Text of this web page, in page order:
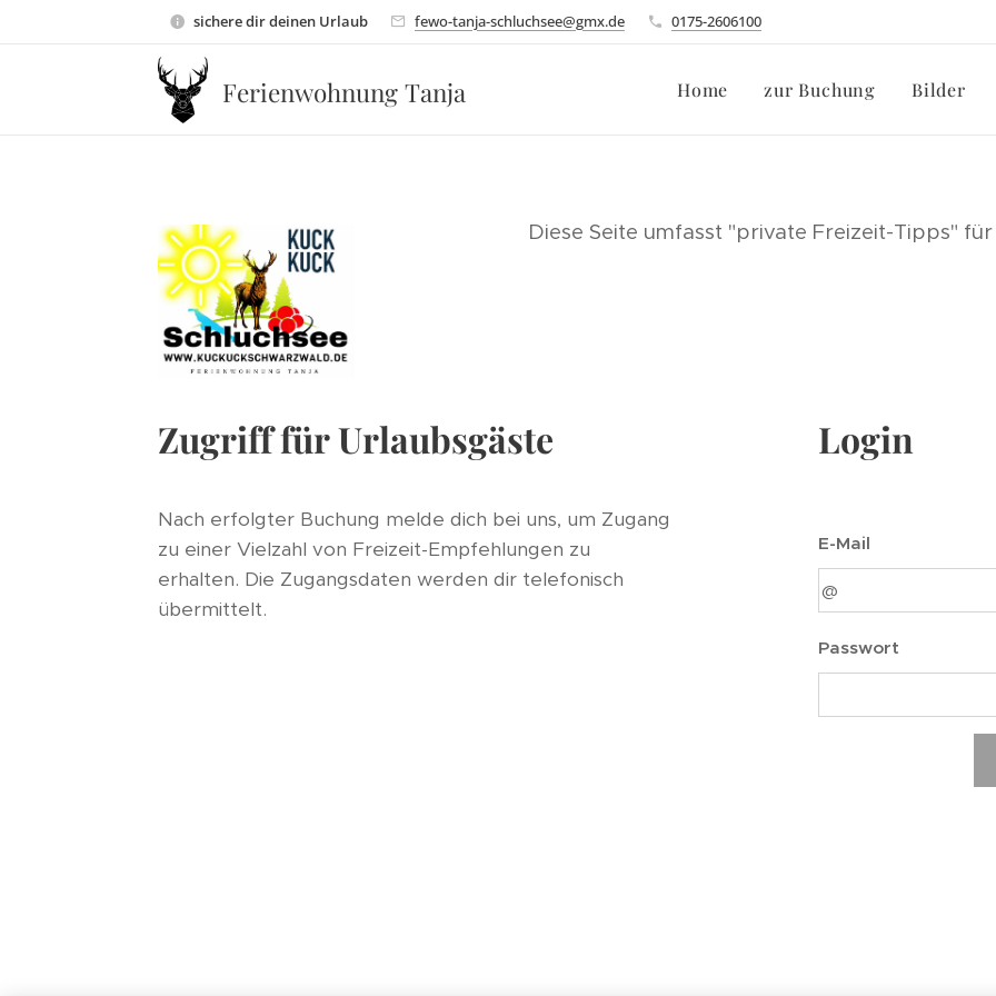
sichere dir deinen Urlaub fewo-tanja-schluchsee@gmx.de 0175-2606100
Ferienwohnung Tanja Home zur Buchung Bilder
Diese Seite umfasst "private Freizeit-Tipps"
Zugriff für Urlaubsgäste
Nach erfolgter Buchung melde dich bei uns, um Zugang
zu einer Vielzahl von Freizeit-Empfehlungen zu
erhalten. Die Zugangsdaten werden dir telefonisch
übermittelt.
Login
E-Mail
Passwort